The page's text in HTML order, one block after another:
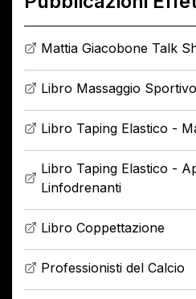
Mattia Giacobone Talk
Libro Massaggio Sportivo
Libro Taping Elastico -
Libro Taping Elastico -
Linfodrenanti
Libro Coppettazione
Professionisti del Calcio